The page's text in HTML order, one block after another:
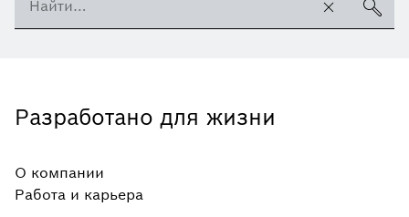
Разработано для жизни
О компании
Работа и карьера